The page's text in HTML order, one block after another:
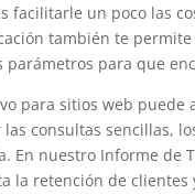
facilitarle un poco las
también te
para que
para sitios web
consultas sencillas,
En nuestro Informe de
la retención de